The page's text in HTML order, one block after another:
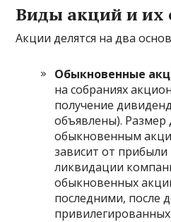
Виды акций и их
Акции делятся на два
Обыкновенные
на собраниях
получение
объявлены).
обыкновенным
зависит от
ликвидации
обыкновенных
последними, после